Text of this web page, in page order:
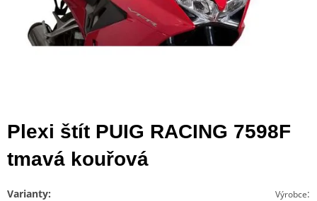
Plexi štít PUIG RACING 7598F
tmavá kouřová
Výrobce:
Varianty: